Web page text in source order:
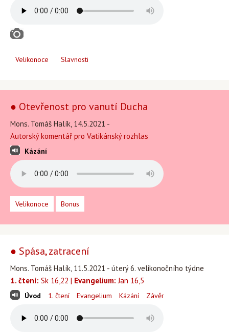
Velikonoce Slavnosti
● Otevřenost pro vanutí Ducha
Mons. Tomáš Halík, 14.5.2021 -
Autorský komentář pro Vatikánský rozhlas
Kázání
Velikonoce Bonus
● Spása, zatracení
Mons. Tomáš Halík, 11.5.2021 - úterý 6. velikonočního týdne
1. čtení: Sk 16,22 | Evangelium: Jan 16,5
Úvod 1. čtení Evangelium Kázání Závěr